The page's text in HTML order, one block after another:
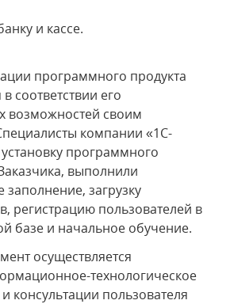
и кассе.
программного продукта
соответствии его
возможностей своим
компании «1С-
программного
выполнили
загрузку
регистрацию пользователей в
базе и начальное обучение.
осуществляется
технологическое
консультации пользователя